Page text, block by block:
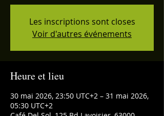
Les inscriptions sont closes
Voir d'autres événements
Heure et lieu
30 mai 2026, 23:50 UTC+2 – 31 mai 2026,
05:30 UTC+2